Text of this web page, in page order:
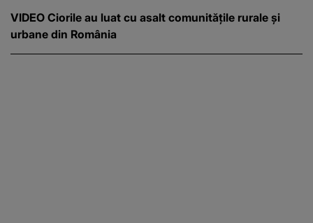
VIDEO Ciorile au luat cu asalt comunitățile rurale și
urbane din România